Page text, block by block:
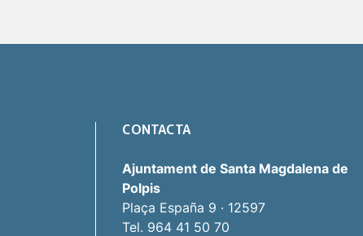
CONTACTA
Ajuntament de Santa Magdalena de
Polpis
Plaça España 9 · 12597
Tel. 964 41 50 70